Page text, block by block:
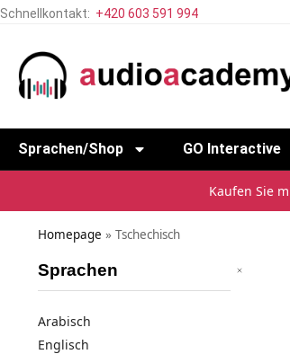
Schnellkontakt: +420 603 591 994
Sprachen/Shop GO Interactive
Kaufen Sie
Homepage » Tschechisch
Sprachen
Arabisch
Englisch